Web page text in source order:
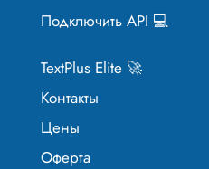
Подключить API 💻
TextPlus Elite 🚀
Контакты
Цены
Оферта